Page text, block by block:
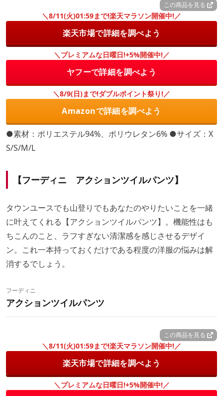
この商品を見る
＼8/11(火)01:59まで!楽天マラソン開催中!／
楽天市場で詳細を調べよう
＼プレミアムな日曜日!+5%開催中!／
ヤフーで詳細を調べよう
＼8/9(日)まで!ダブルポイント祭り!／
Amazonで詳細を調べよう
●素材：ポリエステル94%、ポリウレタン6% ●サイズ：X
S/S/M/L
【フーディニ アクションツイルパンツ】
タウンユースでも山登りでもあなたのやりたいことを一緒
に叶えてくれる【アクションツイルパンツ】。機能性はも
ちこんのこと、ラフすぎない清潔感を感じさせるデザイ
ン。これ一本持っておくだけである程度の洋服の悩みは解
消するでしょう。
フーディニ
アクションツイルパンツ
この商品を見る
＼8/11(火)01:59まで!楽天マラソン開催中!／
楽天市場で詳細を調べよう
＼プレミアムな日曜日!+5%開催中!／